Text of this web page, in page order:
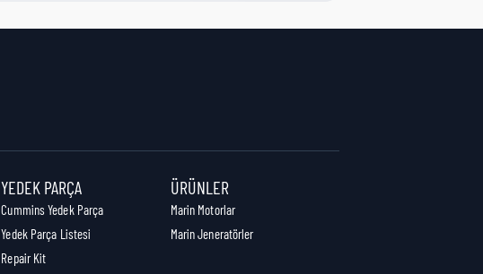
YEDEK PARÇA
Cummins Yedek Parça
Yedek Parça Listesi
Repair Kit
ÜRÜNLER
Marin Motorlar
Marin Jeneratörler